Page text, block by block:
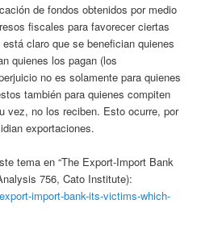
de fondos obtenidos por medio
fiscales para favorecer ciertas
claro que se benefician quienes
quienes los pagan (los
no es solamente para quienes
también para quienes compiten
vez, no los reciben. Esto ocurre, por
exportaciones.
tema en “The Export-Import Bank
756, Cato Institute):
import-bank-its-victims-which-